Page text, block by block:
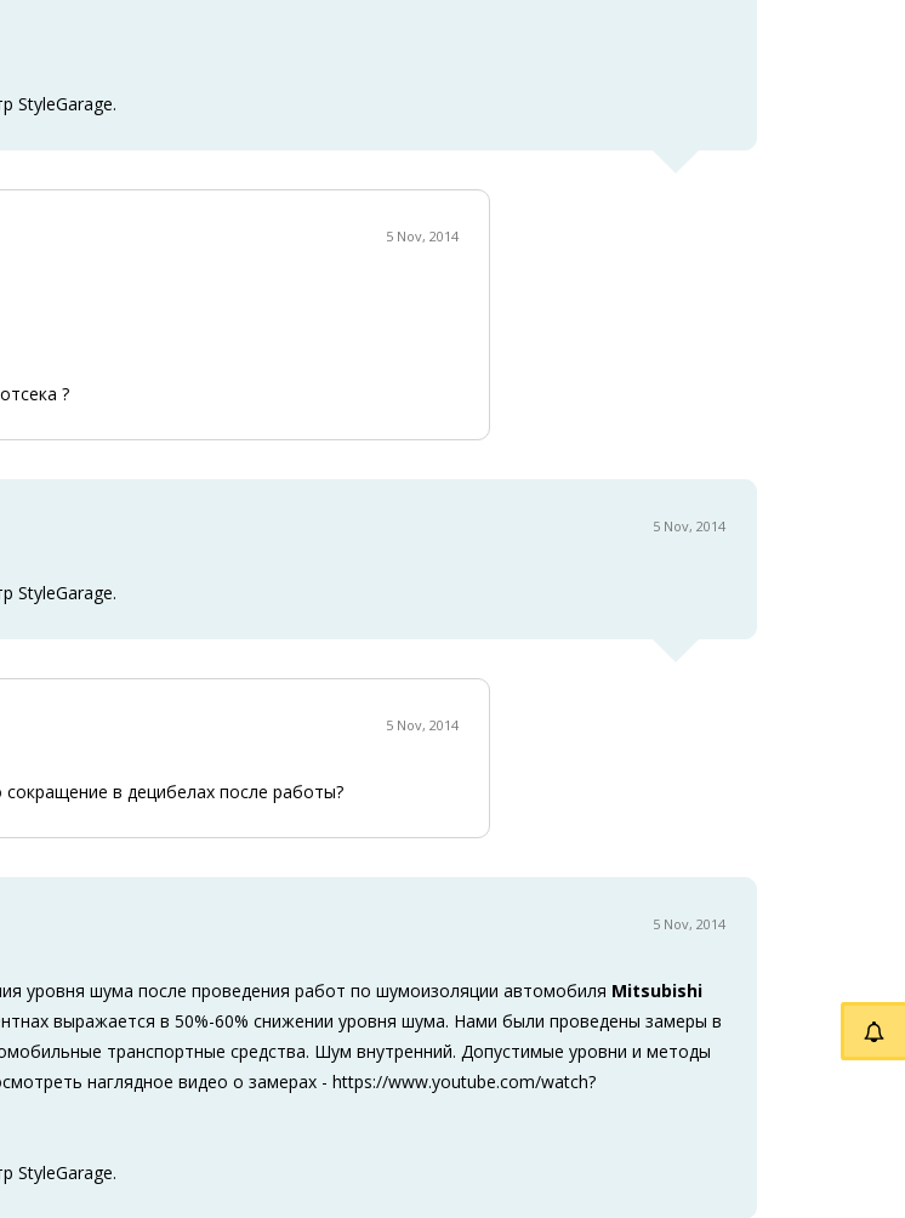
StyleGarage.
5 Nov, 2014
?
5 Nov, 2014
StyleGarage.
5 Nov, 2014
в децибелах после работы?
5 Nov, 2014
уровня шума после проведения работ по шумоизоляции автомобиля Mitsubishi
выражается в 50%-60% снижении уровня шума. Нами были проведены замеры в
транспортные средства. Шум внутренний. Допустимые уровни и методы
наглядное видео о замерах - https://www.youtube.com/watch?
StyleGarage.